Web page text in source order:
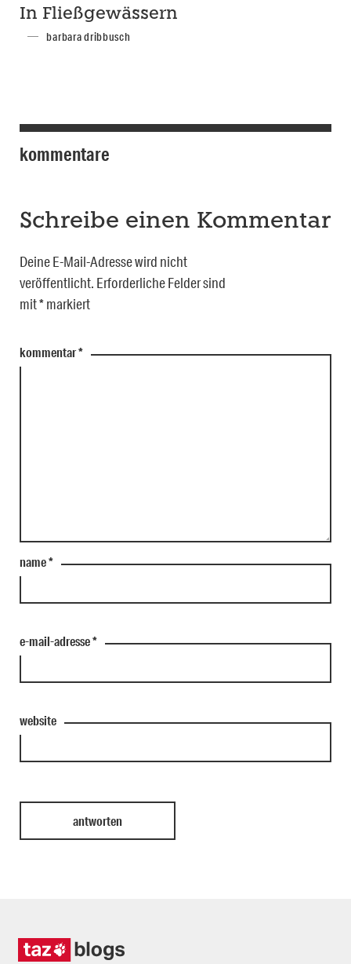
In Fließgewässern
barbara dribbusch
kommentare
Schreibe einen Kommentar
Deine E-Mail-Adresse wird nicht
veröffentlicht. Erforderliche Felder sind
mit*markiert
kommentar*
name*
e-mail-adresse*
website